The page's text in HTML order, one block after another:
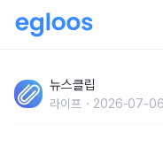
인 흰쌀밥보다 완두콩
뉴스클립
라이프 2026-07-